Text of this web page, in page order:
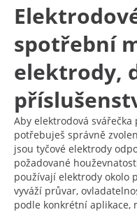
spotřební
elektrody,
Aby elektrodová
potřebuješ správně
jsou tyčové elektrody
požadované
používají elektrody okolo
vyváží průvar,
podle konkrétní aplikace,